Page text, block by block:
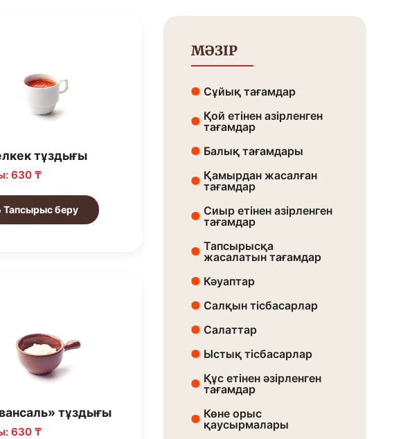
тұздығы
630 ₸
Тапсырыс беру
тұздығы
630 ₸
МӘЗІР
Сұйық тағамдар
Қой етінен азірленген
тағамдар
Балық тағамдары
Қамырдан жасалған
тағамдар
Сиыр етінен азірленген
тағамдар
Тапсырысқа
жасалатын тағамдар
Кәуаптар
Салқын тісбасарлар
Салаттар
Ыстық тісбасарлар
Құс етінен әзірленген
тағамдар
Көне орыс
қаусырмалары